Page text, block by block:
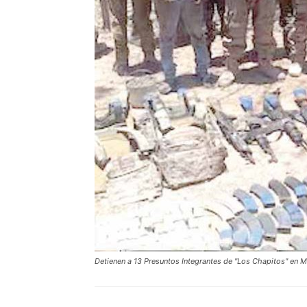
Detienen a 13 Presuntos Integrantes de "Los Chapitos" en